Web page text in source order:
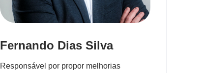
Fernando Dias Silva
Responsável por propor melhorias